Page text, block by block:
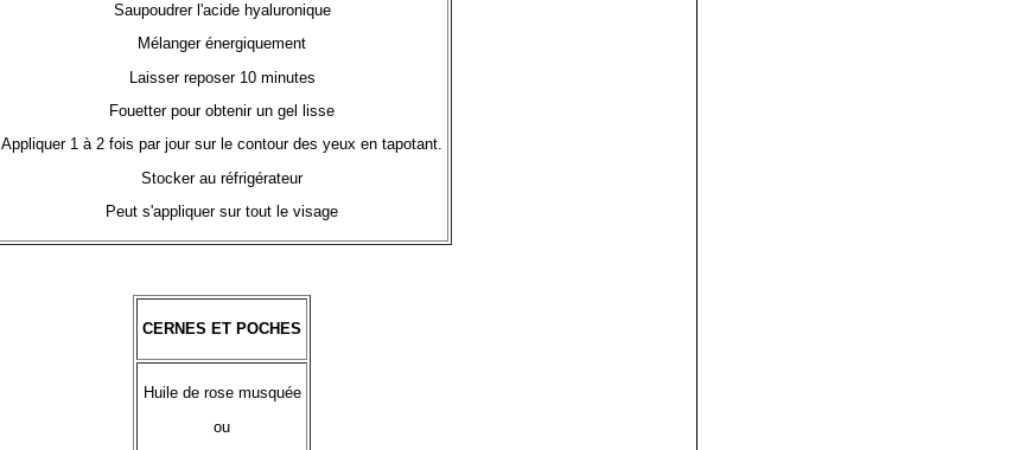
Saupoudrer l'acide hyaluronique
Mélanger énergiquement
Laisser reposer 10 minutes
Fouetter pour obtenir un gel lisse
Appliquer 1 à 2 fois par jour sur le contour des yeux en tapotant.
Stocker au réfrigérateur
Peut s'appliquer sur tout le visage
CERNES ET POCHES
Huile de rose musquée
ou